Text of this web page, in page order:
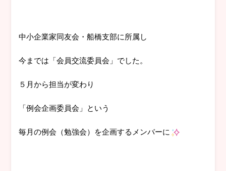
中小企業家同友会・船橋支部に所属し
今までは「会員交流委員会」でした。
５月から担当が変わり
「例会企画委員会」という
毎月の例会（勉強会）を企画するメンバーに